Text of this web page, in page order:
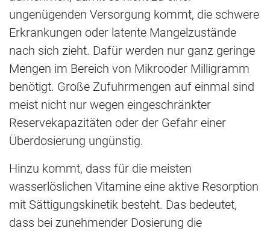
ungenügenden Versorgung kommt, die schwere
Erkrankungen oder latente Mangelzustände
nach sich zieht. Dafür werden nur ganz geringe
Mengen im Bereich von Mikrooder Milligramm
benötigt. Große Zufuhrmengen auf einmal sind
meist nicht nur wegen eingeschränkter
Reservekapazitäten oder der Gefahr einer
Überdosierung ungünstig.
Hinzu kommt, dass für die meisten
wasserlöslichen Vitamine eine aktive Resorption
mit Sättigungskinetik besteht. Das bedeutet,
dass bei zunehmender Dosierung die